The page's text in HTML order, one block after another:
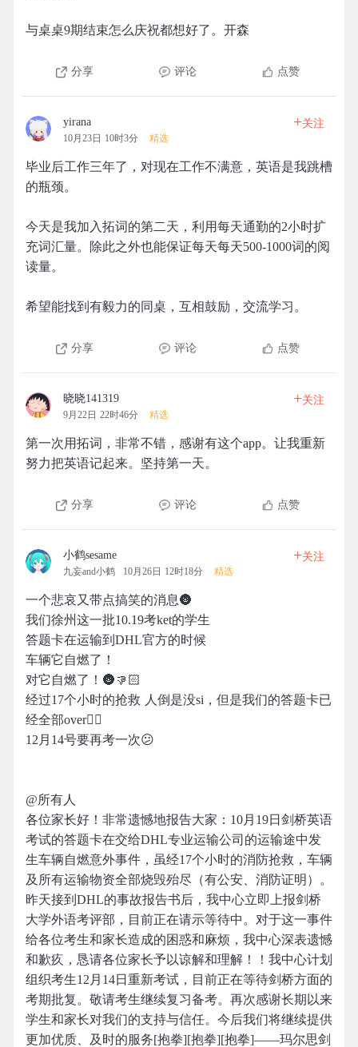
与桌桌9期结束怎么庆祝都想好了。开森
分享 评论 点赞
yirana
10月23日 10时3分 精选
+关注
毕业后工作三年了，对现在工作不满意，英语是我跳槽
的瓶颈。
今天是我加入拓词的第二天，利用每天通勤的2小时扩
充词汇量。除此之外也能保证每天每天500-1000词的阅
读量。
希望能找到有毅力的同桌，互相鼓励，交流学习。
分享 评论 点赞
晓晓141319
9月22日 22时46分 精选
+关注
第一次用拓词，非常不错，感谢有这个app。让我重新
努力把英语记起来。坚持第一天。
分享 评论 点赞
小鹤sesame
九妄and小鹤 10月26日 12时18分 精选
+关注
一个悲哀又带点搞笑的消息🌚
我们徐州这一批10.19考ket的学生
答题卡在运输到DHL官方的时候
车辆它自燃了！
对它自燃了！🌚👎🏻
经过17个小时的抢救 人倒是没si，但是我们的答题卡已
经全部over👎🏻
12月14号要再考一次😕
@所有人
各位家长好！非常遗憾地报告大家：10月19日剑桥英语
考试的答题卡在交给DHL专业运输公司的运输途中发
生车辆自燃意外事件，虽经17个小时的消防抢救，车辆
及所有运输物资全部烧毁殆尽（有公安、消防证明）。
昨天接到DHL的事故报告书后，我中心立即上报剑桥
大学外语考评部，目前正在请示等待中。对于这一事件
给各位考生和家长造成的困惑和麻烦，我中心深表遗憾
和歉疚，恳请各位家长予以谅解和理解！！我中心计划
组织考生12月14日重新考试，目前正在等待剑桥方面的
考期批复。敬请考生继续复习备考。再次感谢长期以来
学生和家长对我们的支持与信任。今后我们将继续提供
更加优质、及时的服务[抱拳][抱拳][抱拳]——玛尔思剑